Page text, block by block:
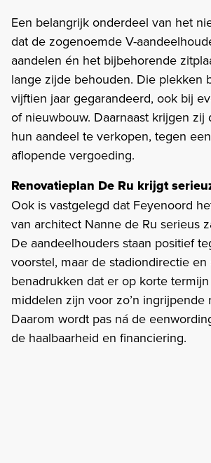
Een belangrijk onderdeel van het
dat de zogenoemde V-
aandelen én het bijbehorende
lange zijde behouden. Die plekken
vijftien jaar gegarandeerd, ook bij
of nieuwbouw. Daarnaast krijgen zij
hun aandeel te verkopen, tegen
aflopende vergoeding.
Renovatieplan De Ru krijgt
Ook is vastgelegd dat Feyenoord
van architect Nanne de Ru serieus
De aandeelhouders staan positief
voorstel, maar de stadiondirectie
benadrukken dat er op korte
middelen zijn voor zo’n ingrijpende
Daarom wordt pas ná de
de haalbaarheid en financiering.